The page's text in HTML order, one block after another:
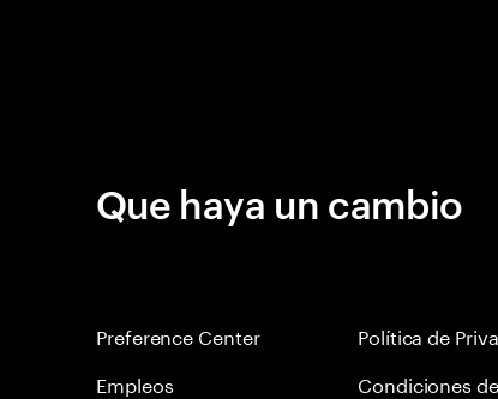
Que haya un cambio
Preference Center
Empleos
Política de
Condiciones